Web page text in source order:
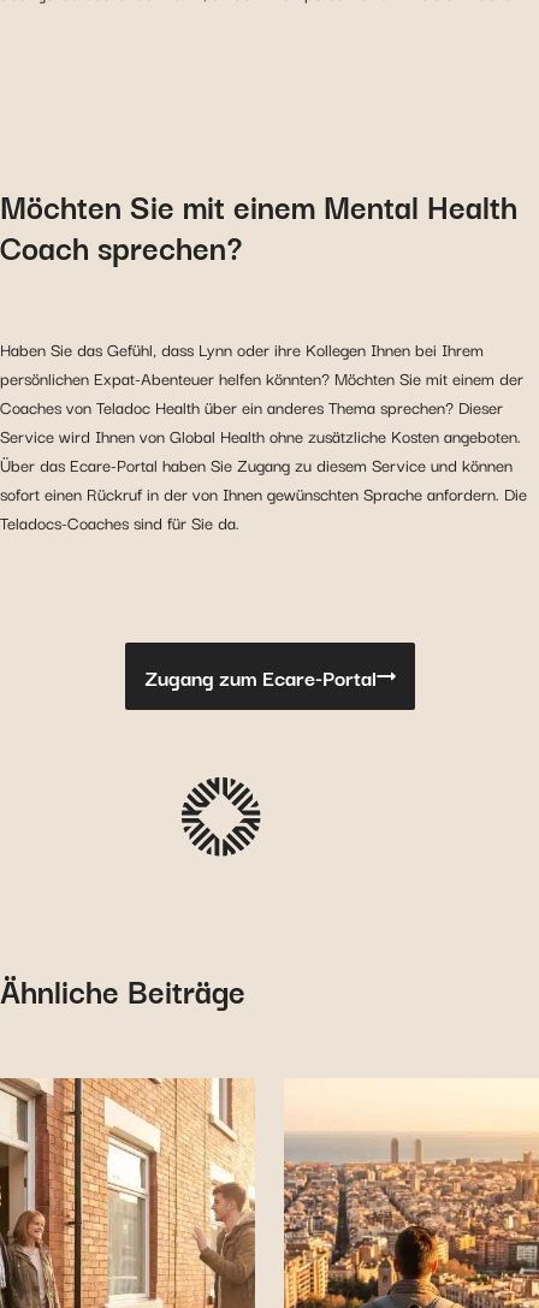
Möchten Sie mit einem Mental Health
Coach sprechen?
Haben Sie das Gefühl, dass Lynn oder ihre Kollegen Ihnen bei Ihrem
persönlichen Expat-Abenteuer helfen könnten? Möchten Sie mit einem der
Coaches von Teladoc Health über ein anderes Thema sprechen? Dieser
Service wird Ihnen von Global Health ohne zusätzliche Kosten angeboten.
Über das Ecare-Portal haben Sie Zugang zu diesem Service und können
sofort einen Rückruf in der von Ihnen gewünschten Sprache anfordern. Die
Teladocs-Coaches sind für Sie da.
Zugang zum Ecare-Portal
Ähnliche Beiträge